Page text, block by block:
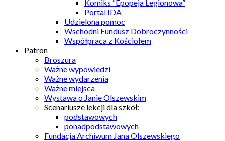
Komiks “Epopeja Legionowa”
Portal IDA
Udzielona pomoc
Wschodni Fundusz Dobroczynności
Współpraca z Kościołem
Patron
Broszura
Ważne wypowiedzi
Ważne wydarzenia
Ważne miejsca
Wystawa o Janie Olszewskim
Scenariusze lekcji dla szkół:
podstawowych
ponadpodstawowych
Fundacja Archiwum Jana Olszewskiego